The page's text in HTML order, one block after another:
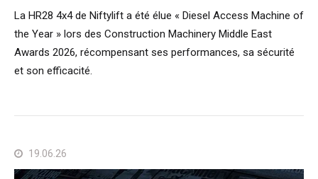
HR28 4x4
La HR28 4x4 de Niftylift a été élue « Diesel Access Machine of
the Year » lors des Construction Machinery Middle East
Awards 2026, récompensant ses performances, sa sécurité
et son efficacité.
19.06.26